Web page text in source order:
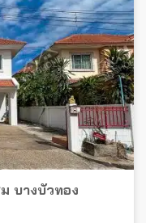
บางบัวทอง